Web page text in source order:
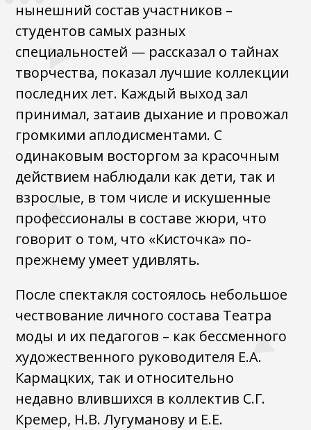
нынешний состав участников –
студентов самых разных
специальностей — рассказал о тайнах
творчества, показал лучшие коллекции
последних лет. Каждый выход зал
принимал, затаив дыхание и провожал
громкими аплодисментами. С
одинаковым восторгом за красочным
действием наблюдали как дети, так и
взрослые, в том числе и искушенные
профессионалы в составе жюри, что
говорит о том, что «Кисточка» по-
прежнему умеет удивлять.
После спектакля состоялось небольшое
чествование личного состава Театра
моды и их педагогов – как бессменного
художественного руководителя Е.А.
Кармацких, так и относительно
недавно влившихся в коллектив С.Г.
Кремер, Н.В. Лугуманову и Е.Е.